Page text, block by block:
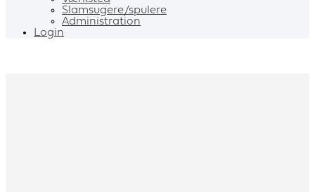
Slamsugere/spulere
Administration
Login